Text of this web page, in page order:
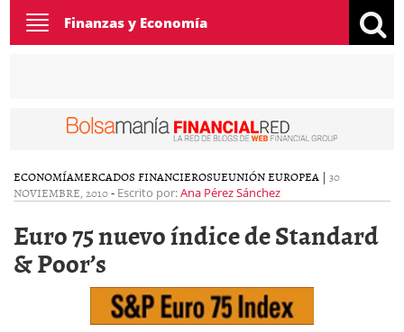
Toggle
navigation
Finanzas y Economía
ECONOMÍAMERCADOS FINANCIEROSUEUNIÓN EUROPEA | 30
NOVIEMBRE, 2010- Escrito por:Ana Pérez Sánchez
Euro 75 nuevo índice de Standard
& Poor’s